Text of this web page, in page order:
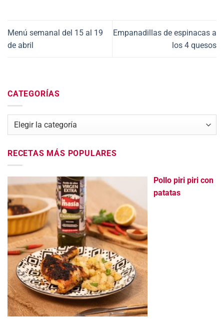
Menú semanal del 15 al 19
de abril
Empanadillas de espinacas a
los 4 quesos
CATEGORÍAS
Categorías
RECETAS MÁS POPULARES
Pollo piri piri con
patatas